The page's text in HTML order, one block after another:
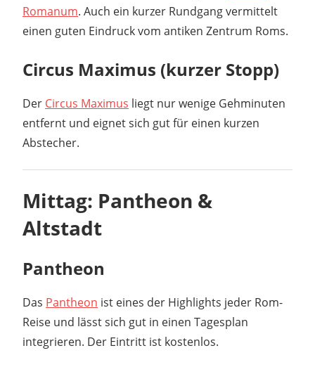
Romanum. Auch ein kurzer Rundgang vermittelt
einen guten Eindruck vom antiken Zentrum Roms.
Circus Maximus (kurzer Stopp)
Der Circus Maximus liegt nur wenige Gehminuten
entfernt und eignet sich gut für einen kurzen
Abstecher.
Mittag: Pantheon &
Altstadt
Pantheon
Das Pantheon ist eines der Highlights jeder Rom-
Reise und lässt sich gut in einen Tagesplan
integrieren. Der Eintritt ist kostenlos.